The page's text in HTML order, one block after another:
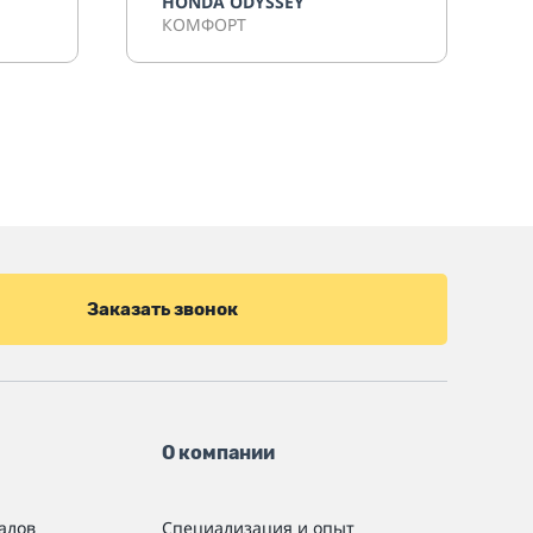
КОМФОРТ
Заказать звонок
О компании
Специализация и опыт